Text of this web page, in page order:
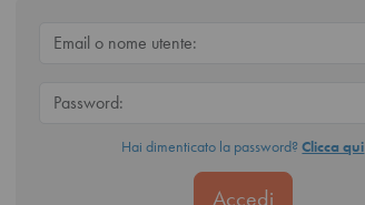
Hai dimenticato la password?Clicca qui